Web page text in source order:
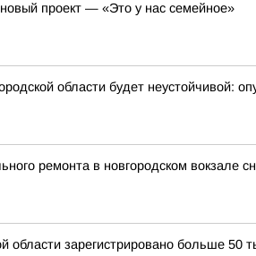
проект — «Это у нас семейное»
области будет неустойчивой:
ремонта в новгородском вокзале
области зарегистрировано больше 50